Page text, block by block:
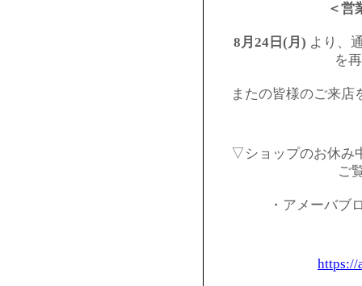
＜営
8月24日(月) より、
を
またの皆様のご来店
▽ショップのお休み
ご
・アメーバブ
https://